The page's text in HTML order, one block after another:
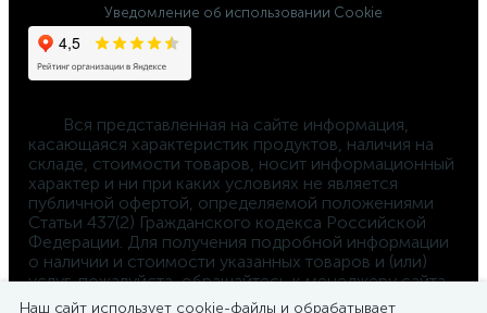
Уведомление об использовании Cookie
касающаяся характеристик продуктов, наличия на
складе, стоимости товаров, носит информационный
характер и ни при каких условиях не является
публичной офертой, определяемой положениями
Статьи 437(2) Гражданского кодекса Российской
Федерации. Для получения подробной информации
о наличии и стоимости указанных товаров и (или)
услуг, пожалуйста, обращайтесь к менеджеру сайта
по телефону
Наш сайт использует cookie-файлы и обрабатывает